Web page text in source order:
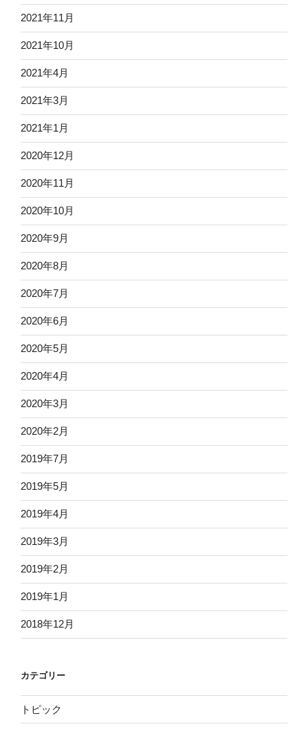
2021年11月
2021年10月
2021年4月
2021年3月
2021年1月
2020年12月
2020年11月
2020年10月
2020年9月
2020年8月
2020年7月
2020年6月
2020年5月
2020年4月
2020年3月
2020年2月
2019年7月
2019年5月
2019年4月
2019年3月
2019年2月
2019年1月
2018年12月
カテゴリー
トピック